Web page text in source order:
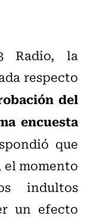
Radio, la
respecto
del
encuesta
que
el momento
indultos
un efecto